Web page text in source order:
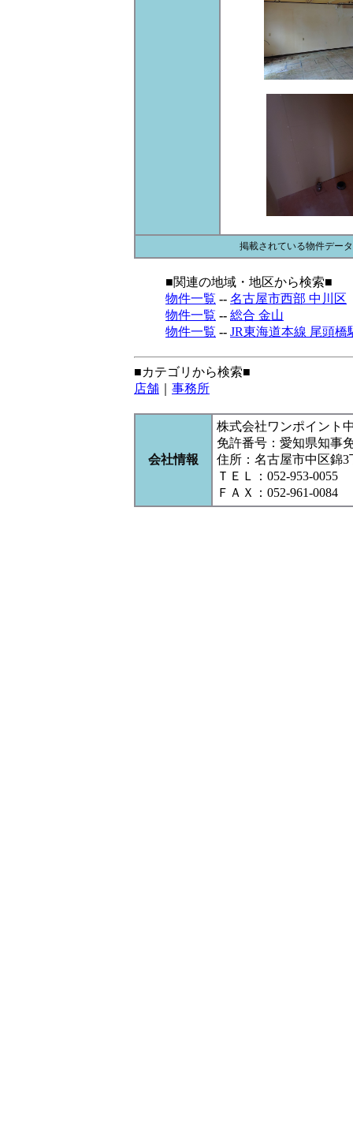
掲載されている物件デー
■関連の地域・地区から検索■
物件一覧 -- 名古屋市西部 中川区
物件一覧 -- 総合 金山
物件一覧 -- JR東海道本線 尾頭橋
■カテゴリから検索■
店舗
事務所
会社情報
株式会社ワンポイント
免許番号：愛知県知事
住所：名古屋市中区錦3
ＴＥＬ：052-953-0055
ＦＡＸ：052-961-0084